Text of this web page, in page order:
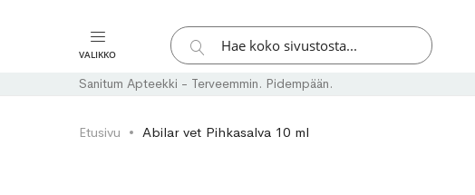
VALIKKO
Hae
Hae
Sanitum Apteekki - Terveemmin. Pidempään.
Etusivu Abilar vet Pihkasalva 10 ml